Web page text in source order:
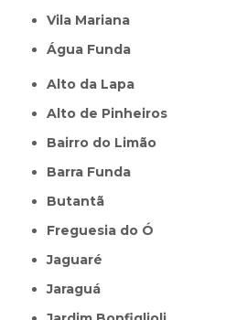
Vila Mariana
Água Funda
Alto da Lapa
Alto de Pinheiros
Bairro do Limão
Barra Funda
Butantã
Freguesia do Ó
Jaguaré
Jaraguá